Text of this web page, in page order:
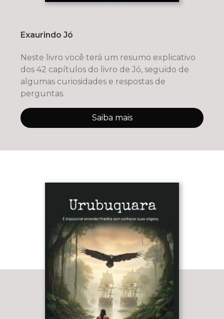
Exaurindo Jó
Neste livro você terá um resumo explicativo
dos 42 capítulos do livro de Jó, seguido de
algumas curiosidades e respostas de
perguntas.
Saiba mais